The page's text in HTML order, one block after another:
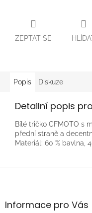
ZEPTAT SE
Popis Diskuze
Detailní popis
Bílé tričko CFMOTO s
přední straně a
Materiál: 60 % bavlna,
Z
aInformace pro Vás